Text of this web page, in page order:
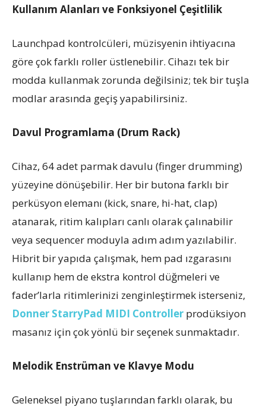
Kullanım Alanları ve Fonksiyonel Çeşitlilik
Launchpad kontrolcüleri, müzisyenin ihtiyacına
göre çok farklı roller üstlenebilir. Cihazı tek bir
modda kullanmak zorunda değilsiniz; tek bir tuşla
modlar arasında geçiş yapabilirsiniz.
Davul Programlama (Drum Rack)
Cihaz, 64 adet parmak davulu (finger drumming)
yüzeyine dönüşebilir. Her bir butona farklı bir
perküsyon elemanı (kick, snare, hi-hat, clap)
atanarak, ritim kalıpları canlı olarak çalınabilir
veya sequencer moduyla adım adım yazılabilir.
Hibrit bir yapıda çalışmak, hem pad ızgarasını
kullanıp hem de ekstra kontrol düğmeleri ve
fader’larla ritimlerinizi zenginleştirmek isterseniz,
Donner StarryPad MIDI Controller prodüksiyon
masanız için çok yönlü bir seçenek sunmaktadır.
Melodik Enstrüman ve Klavye Modu
Geleneksel piyano tuşlarından farklı olarak, bu